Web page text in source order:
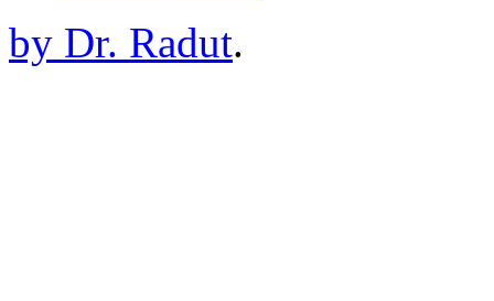
by Dr. Radut.